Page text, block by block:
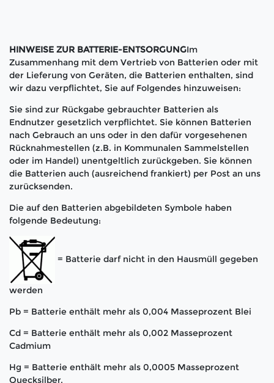
HINWEISE ZUR BATTERIE-ENTSORGUNGIm
Zusammenhang mit dem Vertrieb von Batterien oder mit
der Lieferung von Geräten, die Batterien enthalten, sind
wir dazu verpflichtet, Sie auf Folgendes hinzuweisen:
Sie sind zur Rückgabe gebrauchter Batterien als
Endnutzer gesetzlich verpflichtet. Sie können Batterien
nach Gebrauch an uns oder in den dafür vorgesehenen
Rücknahmestellen (z.B. in Kommunalen Sammelstellen
oder im Handel) unentgeltlich zurückgeben. Sie können
die Batterien auch (ausreichend frankiert) per Post an uns
zurücksenden.
Die auf den Batterien abgebildeten Symbole haben
folgende Bedeutung:
= Batterie darf nicht in den Hausmüll gegeben
werden
Pb = Batterie enthält mehr als 0,004 Masseprozent Blei
Cd = Batterie enthält mehr als 0,002 Masseprozent
Cadmium
Hg = Batterie enthält mehr als 0,0005 Masseprozent
Quecksilber.